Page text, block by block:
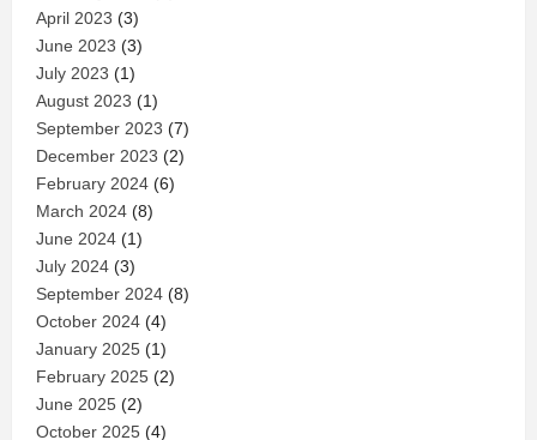
April 2023 (3)
June 2023 (3)
July 2023 (1)
August 2023 (1)
September 2023 (7)
December 2023 (2)
February 2024(6)
March 2024(8)
June 2024(1)
July 2024(3)
September 2024(8)
October 2024(4)
January 2025(1)
February 2025(2)
June 2025(2)
October 2025(4)